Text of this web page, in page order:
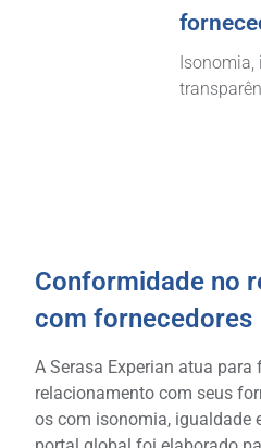
Isonomia,
Conformidade no
com fornecedores
A Serasa Experian atua para
relacionamento com seus
os com isonomia, igualdade